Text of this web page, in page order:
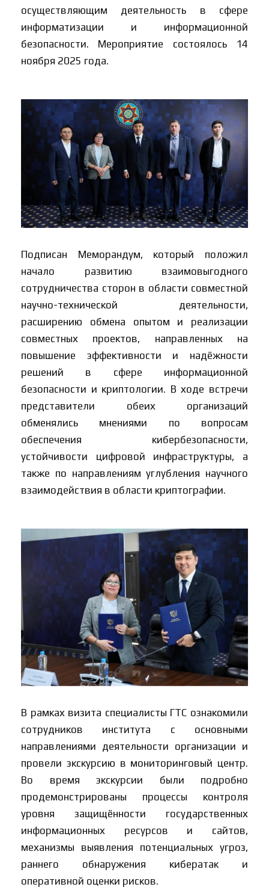
осуществляющим деятельность в сфере
информатизации и информационной
безопасности. Мероприятие состоялось 14
ноября 2025 года.
Подписан Меморандум, который положил
начало развитию взаимовыгодного
сотрудничества сторон в области совместной
научно-технической деятельности,
расширению обмена опытом и реализации
совместных проектов, направленных на
повышение эффективности и надёжности
решений в сфере информационной
безопасности и криптологии. В ходе встречи
представители обеих организаций
обменялись мнениями по вопросам
обеспечения кибербезопасности,
устойчивости цифровой инфраструктуры, а
также по направлениям углубления научного
взаимодействия в области криптографии.
В рамках визита специалисты ГТС ознакомили
сотрудников института с основными
направлениями деятельности организации и
провели экскурсию в мониторинговый центр.
Во время экскурсии были подробно
продемонстрированы процессы контроля
уровня защищённости государственных
информационных ресурсов и сайтов,
механизмы выявления потенциальных угроз,
раннего обнаружения кибератак и
оперативной оценки рисков.